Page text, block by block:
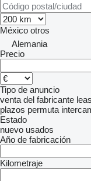
México otros
Alemania
Precio
Tipo de anuncio
venta del fabricante
plazos permuta
Estado
nuevo usados
Año de fabricación
Kilometraje